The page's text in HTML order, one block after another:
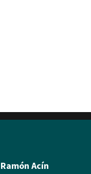
Ramón Acín